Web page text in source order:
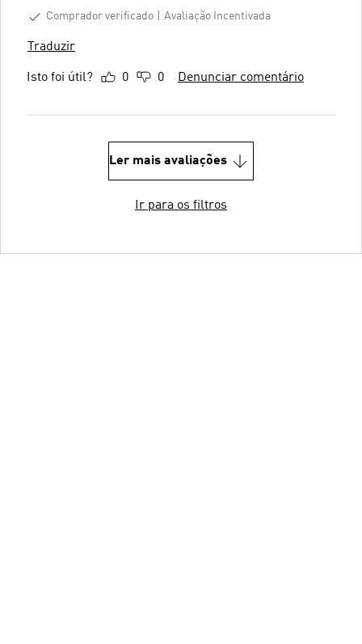
Comprador verificado
Avaliação Incentivada
Traduzir
Isto foi útil? 0 0 Denunciar comentário
Ler mais avaliações
Ir para os filtros